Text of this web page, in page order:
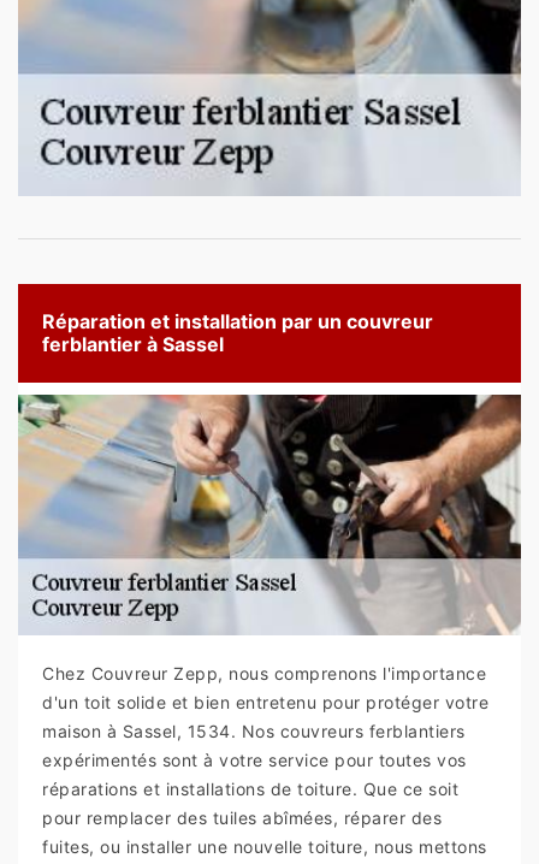
Réparation et installation par un couvreur
ferblantier à Sassel
Chez Couvreur Zepp, nous comprenons l'importance
d'un toit solide et bien entretenu pour protéger votre
maison à Sassel, 1534. Nos couvreurs ferblantiers
expérimentés sont à votre service pour toutes vos
réparations et installations de toiture. Que ce soit
pour remplacer des tuiles abîmées, réparer des
fuites, ou installer une nouvelle toiture, nous mettons